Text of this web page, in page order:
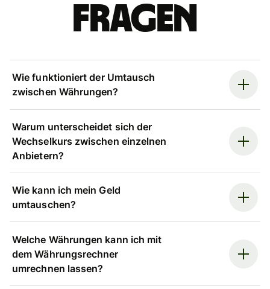
Fragen
Wie funktioniert der Umtausch
zwischen Währungen?
Warum unterscheidet sich der
Wechselkurs zwischen einzelnen
Anbietern?
Wie kann ich mein Geld
umtauschen?
Welche Währungen kann ich mit
dem Währungsrechner
umrechnen lassen?